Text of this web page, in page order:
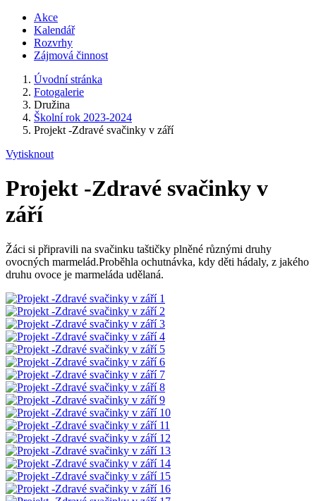
Akce
Kalendář
Rozvrhy
Zájmová činnost
Úvodní stránka
Fotogalerie
Družina
Školní rok 2023-2024
Projekt -Zdravé svačinky v září
Vytisknout
Projekt -Zdravé svačinky v
září
Žáci si připravili na svačinku taštičky plněné různými druhy
ovocných marmelád.Proběhla ochutnávka, kdy děti hádaly, z jakého
druhu ovoce je marmeláda udělaná.